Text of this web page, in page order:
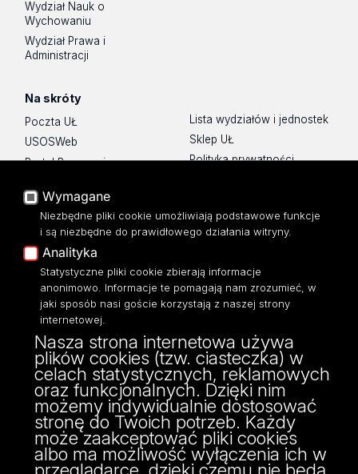
Wydział Nauk o
Wychowaniu
Wydział Prawa i
Administracji
Na skróty
Poczta UŁ
USOSWeb
Portal Pracowniczy
Platforma e-learningowa
Moodle
Eksperci UŁ
Polityka Prywatności
Dostępność
Lista wydziałów i jednostek
Sklep UŁ
Polityka prywatności
Mapa Strony
ul. Tamka 12,
91-403 Łódź
tel: 42/635 57 44, 42/635 57 43
fax: 42/635 57 44
Wymagane
Niezbędne pliki cookie umożliwiają podstawowe funkcje
i są niezbędne do prawidłowego działania witryny.
Analityka
Statystyczne pliki cookie zbierają informacje
anonimowo. Informacje te pomagają nam zrozumieć, w
jaki sposób nasi goście korzystają z naszej strony
internetowej.
Nasza strona internetowa używa
plików cookies (tzw. ciasteczka) w
celach statystycznych, reklamowych
oraz funkcjonalnych. Dzięki nim
możemy indywidualnie dostosować
stronę do Twoich potrzeb. Każdy
może zaakceptować pliki cookies
albo ma możliwość wyłączenia ich w